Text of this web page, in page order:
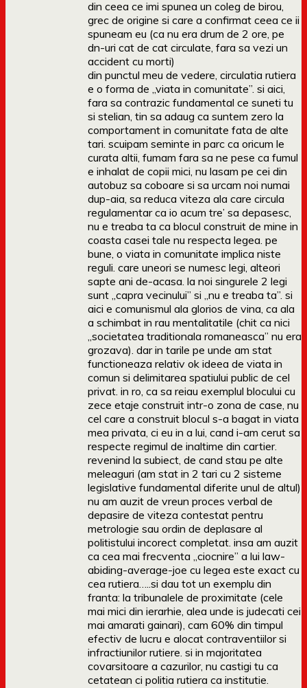
din ceea ce imi spunea un coleg de birou,
grec de origine si care a confirmat ceea ce ii
spuneam eu (ca nu era drum de 2 ore, pe
dn-uri cat de cat circulate, fara sa vezi un
accident cu morti)
din punctul meu de vedere, circulatia rutiera
e o forma de „viata in comunitate”. si aici,
fara sa contrazic fundamental ce suneti tu
si stelian, tin sa adaug ca suntem zero la
comportament in comunitate fata de alte
tari. scuipam seminte in parc ca oricum le
curata altii, fumam fara sa ne pese ca fumul
e inhalat de copii mici, nu lasam pe cei din
autobuz sa coboare si sa urcam noi numai
dup-aia, sa reduca viteza ala care circula
regulamentar ca io acum tre’ sa depasesc,
nu e treaba ta ca blocul construit de mine in
coasta casei tale nu respecta legea. pe
bune, o viata in comunitate implica niste
reguli. care uneori se numesc legi, alteori
sapte ani de-acasa. la noi singurele 2 legi
sunt „capra vecinului” si „nu e treaba ta”. si
aici e comunismul ala glorios de vina, ca ala
a schimbat in rau mentalitatile (chit ca nici
„societatea traditionala romaneasca” nu era
grozava). dar in tarile pe unde am stat
functioneaza relativ ok ideea de viata in
comun si delimitarea spatiului public de cel
privat. in ro, ca sa reiau exemplul blocului cu
zece etaje construit intr-o zona de case, nu
cel care a construit blocul s-a bagat in viata
mea privata, ci eu in a lui, cand i-am cerut sa
respecte regimul de inaltime din cartier.
revenind la subiect, de cand stau pe alte
meleaguri (am stat in 2 tari cu 2 sisteme
legislative fundamental diferite unul de altul)
nu am auzit de vreun proces verbal de
depasire de viteza contestat pentru
metrologie sau ordin de deplasare al
politistului incorect completat. insa am auzit
ca cea mai frecventa „ciocnire” a lui law-
abiding-average-joe cu legea este exact cu
cea rutiera…..si dau tot un exemplu din
franta: la tribunalele de proximitate (cele
mai mici din ierarhie, alea unde is judecati cei
mai amarati gainari), cam 60% din timpul
efectiv de lucru e alocat contraventiilor si
infractiunilor rutiere. si in majoritatea
covarsitoare a cazurilor, nu castigi tu ca
cetatean ci politia rutiera ca institutie.